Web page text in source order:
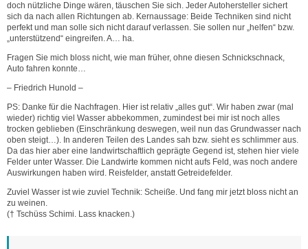
doch nützliche Dinge wären, täuschen Sie sich. Jeder Autohersteller sichert
sich da nach allen Richtungen ab. Kernaussage: Beide Techniken sind nicht
perfekt und man solle sich nicht darauf verlassen. Sie sollen nur „helfen“ bzw.
„unterstützend“ eingreifen. A… ha.
Fragen Sie mich bloss nicht, wie man früher, ohne diesen Schnickschnack,
Auto fahren konnte…
– Friedrich Hunold –
PS: Danke für die Nachfragen. Hier ist relativ „alles gut“. Wir haben zwar (mal
wieder) richtig viel Wasser abbekommen, zumindest bei mir ist noch alles
trocken geblieben (Einschränkung deswegen, weil nun das Grundwasser nach
oben steigt…). In anderen Teilen des Landes sah bzw. sieht es schlimmer aus.
Da das hier aber eine landwirtschaftlich geprägte Gegend ist, stehen hier viele
Felder unter Wasser. Die Landwirte kommen nicht aufs Feld, was noch andere
Auswirkungen haben wird. Reisfelder, anstatt Getreidefelder.
Zuviel Wasser ist wie zuviel Technik: Scheiße. Und fang mir jetzt bloss nicht an
zu weinen.
(† Tschüss Schimi. Lass knacken.)